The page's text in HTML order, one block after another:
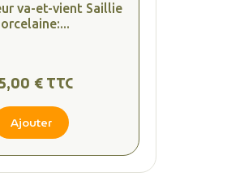
va-et-vient Saillie
€ TTC
Ajouter